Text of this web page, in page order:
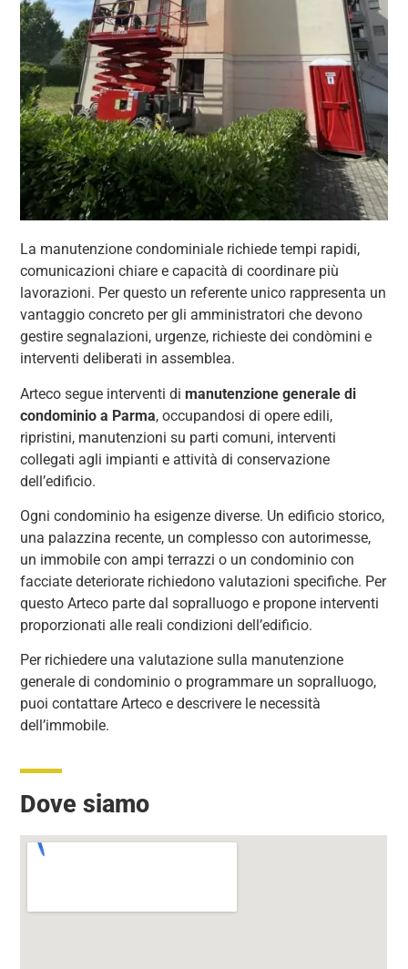
La manutenzione condominiale richiede tempi rapidi,
comunicazioni chiare e capacità di coordinare più
lavorazioni. Per questo un referente unico rappresenta un
vantaggio concreto per gli amministratori che devono
gestire segnalazioni, urgenze, richieste dei condòmini e
interventi deliberati in assemblea.
Arteco segue interventi dimanutenzione generale di
condominio a Parma, occupandosi di opere edili,
ripristini, manutenzioni su parti comuni, interventi
collegati agli impianti e attività di conservazione
dell’edificio.
Ogni condominio ha esigenze diverse. Un edificio storico,
una palazzina recente, un complesso con autorimesse,
un immobile con ampi terrazzi o un condominio con
facciate deteriorate richiedono valutazioni specifiche. Per
questo Arteco parte dal sopralluogo e propone interventi
proporzionati alle reali condizioni dell’edificio.
Per richiedere una valutazione sulla manutenzione
generale di condominio o programmare un sopralluogo,
puoi contattare Arteco e descrivere le necessità
dell’immobile.
Dove siamo